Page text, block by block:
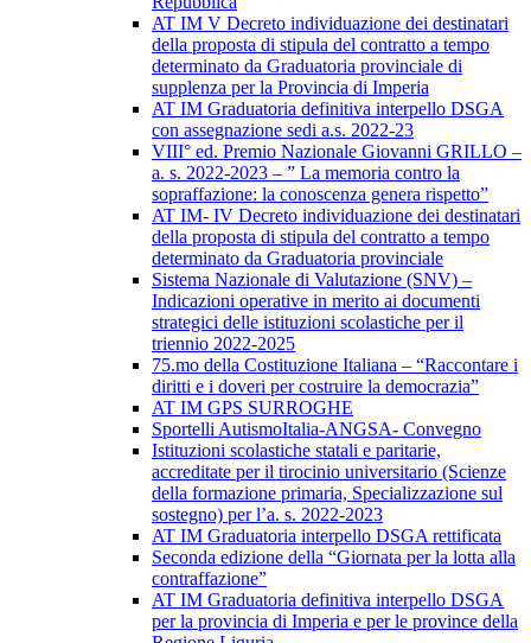
AT IM V Decreto individuazione dei destinatari
della proposta di stipula del contratto a tempo
determinato da Graduatoria provinciale di
supplenza per la Provincia di Imperia
AT IM Graduatoria definitiva interpello DSGA
con assegnazione sedi a.s. 2022-23
VIII° ed. Premio Nazionale Giovanni GRILLO –
a. s. 2022-2023 – ” La memoria contro la
sopraffazione: la conoscenza genera rispetto”
AT IM- IV Decreto individuazione dei destinatari
della proposta di stipula del contratto a tempo
determinato da Graduatoria provinciale
Sistema Nazionale di Valutazione (SNV) –
Indicazioni operative in merito ai documenti
strategici delle istituzioni scolastiche per il
triennio 2022-2025
75.mo della Costituzione Italiana – “Raccontare i
diritti e i doveri per costruire la democrazia”
AT IM GPS SURROGHE
Sportelli AutismoItalia-ANGSA- Convegno
Istituzioni scolastiche statali e paritarie,
accreditate per il tirocinio universitario (Scienze
della formazione primaria, Specializzazione sul
sostegno) per l’a. s. 2022-2023
AT IM Graduatoria interpello DSGA rettificata
Seconda edizione della “Giornata per la lotta alla
contraffazione”
AT IM Graduatoria definitiva interpello DSGA
per la provincia di Imperia e per le province della